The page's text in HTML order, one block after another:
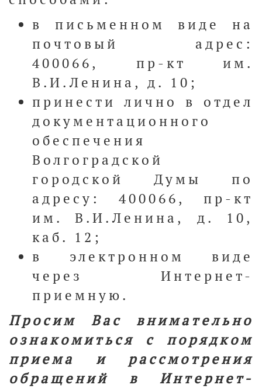
в письменном виде на
почтовый адрес:
400066, пр-кт им.
В.И.Ленина, д. 10;
принести лично в отдел
документационного
обеспечения
Волгоградской
городской Думы по
адресу: 400066, пр-кт
им. В.И.Ленина, д. 10,
каб. 12;
в электронном виде
через Интернет-
приемную.
Просим Вас внимательно
ознакомиться с порядком
приема и рассмотрения
обращений в Интернет-